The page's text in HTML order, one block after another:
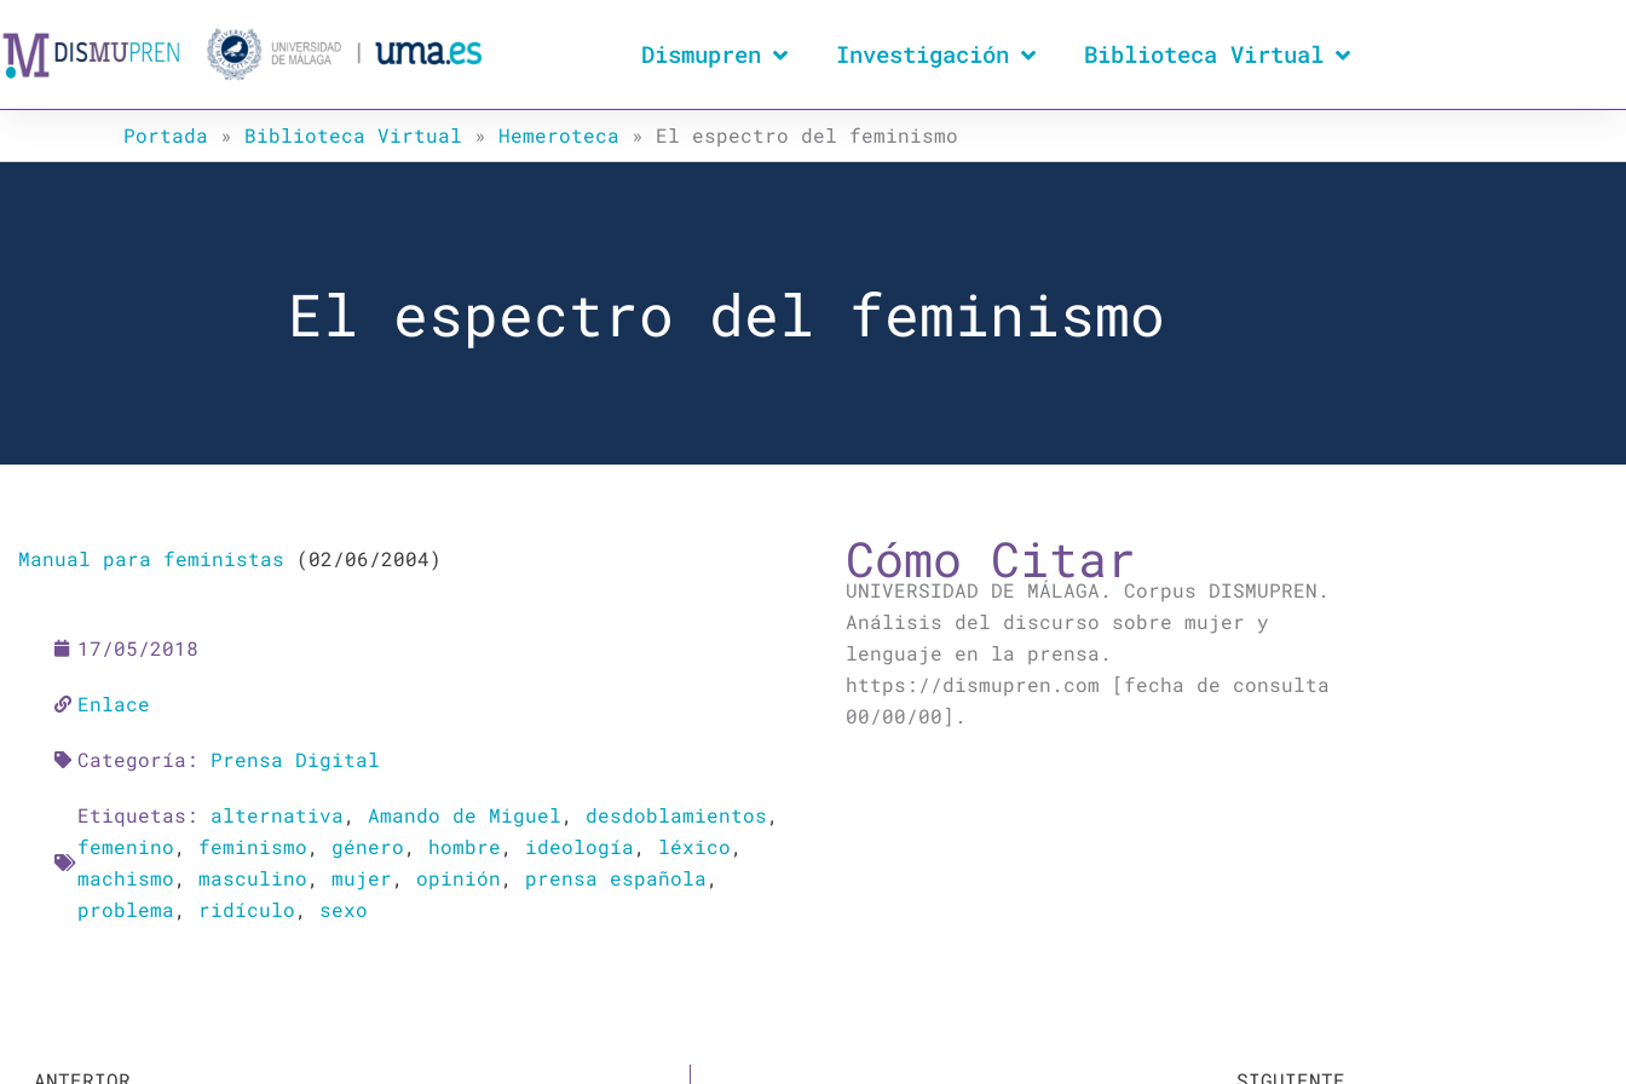
al
contenido
Dismupren Investigación Biblioteca Virtual
Portada » Biblioteca Virtual » Hemeroteca » El espectro del feminismo
El espectro del feminismo
Manual para feministas (02/06/2004)
17/05/2018
Enlace
Categoría: Prensa Digital
Etiquetas: alternativa, Amando de Miguel, desdoblamientos,
femenino, feminismo, género, hombre, ideología, léxico,
machismo, masculino, mujer, opinión, prensa española,
problema, ridículo, sexo
Cómo Citar
UNIVERSIDAD DE MÁLAGA. Corpus DISMUPREN.
Análisis del discurso sobre mujer y
lenguaje en la prensa.
https://dismupren.com [fecha de consulta
00/00/00].